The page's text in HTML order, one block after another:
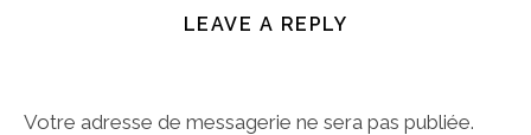
LEAVE A REPLY
Votre adresse de messagerie ne sera pas publiée.